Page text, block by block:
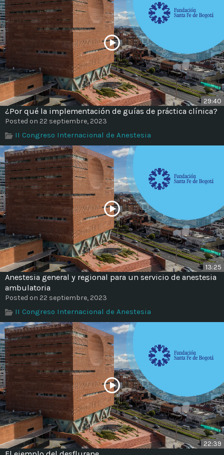
29:40
¿Por qué la implementación de guías de práctica clínica?
Posted on 22 septiembre, 2023
II Congreso Internacional de Anestesia
13:25
Anestesia general y regional para un servicio de anestesia
ambulatoria
Posted on 22 septiembre, 2023
II Congreso Internacional de Anestesia
22:39